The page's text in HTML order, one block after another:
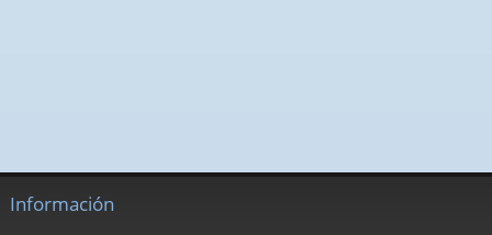
Información